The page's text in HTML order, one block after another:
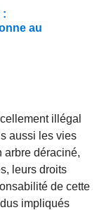
:
au
illégal
aussi les vies
arbre déraciné,
leurs droits
de cette
impliqués